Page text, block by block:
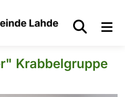
Krabbelgruppe